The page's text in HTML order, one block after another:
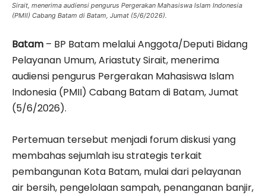
Sirait, menerima audiensi pengurus Pergerakan Mahasiswa Islam Indonesia
(PMII) Cabang Batam di Batam, Jumat (5/6/2026).
Batam – BP Batam melalui Anggota/Deputi Bidang
Pelayanan Umum, Ariastuty Sirait, menerima
audiensi pengurus Pergerakan Mahasiswa Islam
Indonesia (PMII) Cabang Batam di Batam, Jumat
(5/6/2026).
Pertemuan tersebut menjadi forum diskusi yang
membahas sejumlah isu strategis terkait
pembangunan Kota Batam, mulai dari pelayanan
air bersih, pengelolaan sampah, penanganan banjir,